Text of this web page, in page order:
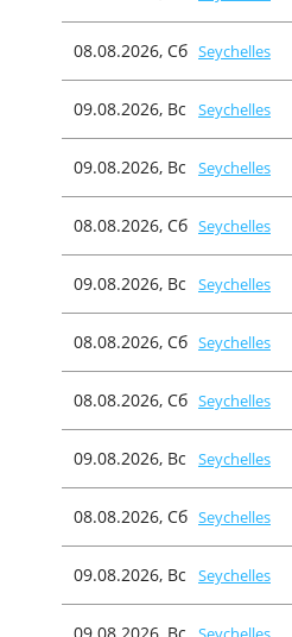
08.08.2026, Сб Seychelles
09.08.2026, Вс Seychelles
09.08.2026, Вс Seychelles
08.08.2026, Сб Seychelles
09.08.2026, Вс Seychelles
08.08.2026, Сб Seychelles
08.08.2026, Сб Seychelles
09.08.2026, Вс Seychelles
08.08.2026, Сб Seychelles
09.08.2026, Вс Seychelles